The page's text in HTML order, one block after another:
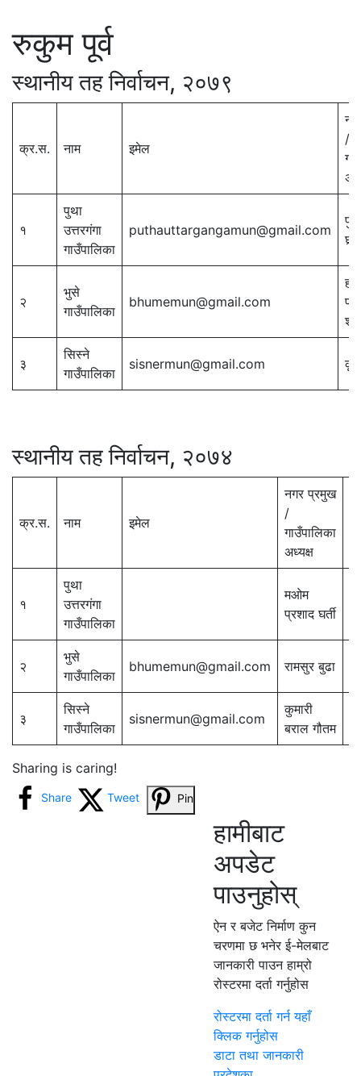
रुकुम पूर्व
स्थानीय तह निर्वाचन, २०७९
क्र.स. नाम इमेल
/
१
पुथा
उत्तरगंगा
गाउँपालिका
puthauttargangamun@gmail.com
२
भुसे
गाउँपालिका
bhumemun@gmail.com
होम
३
सिस्ने
गाउँपालिका
sisnermun@gmail.com
स्थानीय तह निर्वाचन, २०७४
क्र.स. नाम इमेल
नगर प्रमुख
/
गाउँपालिका
अध्यक्ष
१
पुथा
उत्तरगंगा
गाउँपालिका
मओम
प्रशाद घर्ती
२
भुसे
गाउँपालिका
bhumemun@gmail.com रामसुर बुढा
३
सिस्ने
गाउँपालिका
sisnermun@gmail.com
कुमारी
बराल गौतम
Sharing is caring!
Share Tweet Pin
हामीबाट
अपडेट
पाउनुहोस्
ऐन र बजेट निर्माण कुन
चरणमा छ भनेर ई-मेलबाट
जानकारी पाउन हाम्रो
रोस्टरमा दर्ता गर्नुहोस
रोस्टरमा दर्ता गर्न यहाँ
क्लिक गर्नुहोस
डाटा तथा जानकारी